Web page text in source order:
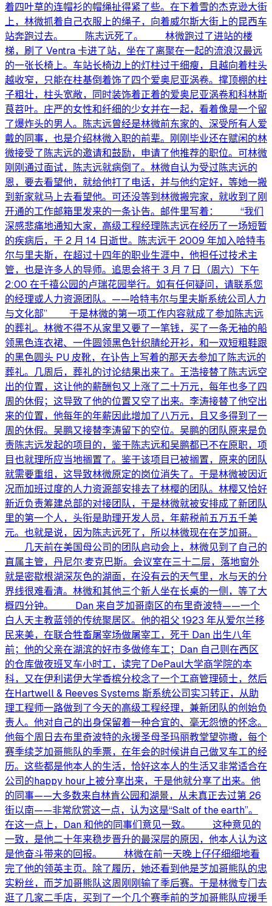
着四叶草的连帽衫的帽绳扯得紧了些。在下着雪的杰克逊大街
上，林微抓着自己衣服上的绳子，向着威尔斯大街上的昆西车
站奔跑过去。 陈志远死了。 林微跑过了进站的楼
梯，刷了 Ventra 卡进了站，坐在了离聚在一起的流浪汉最远
的一张长椅上。车站长椅边上的灯柱过于细瘦，且越向着柱头
越收窄，只能在柱基倒着饰了四个爱奥尼亚涡卷。撑顶棚的柱
子粗壮，柱头宽敞，同时装饰着正着的爱奥尼亚涡卷和科林斯
茛苕叶。庄严的女性和纤细的少女并在一起，看着像是一个留
了爆炸头的男人。陈志远曾经是林微前东家的、深受所有人爱
戴的同事，也是介绍林微入职的前辈。刚刚毕业还在赋闲的林
微接受了陈志远的邀请和鼓励，申请了他推荐的职位。可林微
刚刚通过面试，陈志远就病倒了。林微自认为受过陈志远的
恩，要去看望他，就给他打了电话，并与他约定好，等她一搬
到新家就马上去看望他。可还没等到林微搬完家，就收到了刚
开通的工作邮箱里发来的一条讣告。邮件里写着： “我们
深感悲痛地通知大家，高级工程经理陈志远在经历了一场短暂
的疾病后，于 2 月 14 日逝世。陈志远于 2009 年加入哈特韦
尔与里夫斯，在超过十四年的职业生涯中，他担任过技术主
管，也是许多人的导师。追思会将于 3 月 7 日（周六）下午
2:00 在千禧公园的卢瑞花园举行。如有任何疑问，请联系您
的经理或人力资源团队。——哈特韦尔与里夫斯系统公司人力
与文化部” 于是林微的第一项工作内容就成了参加陈志远
的葬礼。林微不得不从家里又要了一笔钱，买了一条无袖的船
领黑色连衣裙、一件圆领黑色针织腈纶开衫，和一双短粗鞋跟
的黑色圆头 PU 皮靴，在讣告上写着的那天去参加了陈志远的
葬礼。几周后，葬礼的讨论结果出来了。王浩接替了陈志远空
出的位置，这让他的薪酬包又上涨了二十万元，每年也多了四
周的休假；这导致了他的位置又空了出来。李涛接替了他空出
来的位置，他每年的年薪因此增加了八万元，且又多得到了一
周的休假。吴鹏又接替李涛留下的空位。吴鹏的团队原来是负
责陈志远发起的项目的，鉴于陈志远和吴鹏都已不在原职，项
目也就理所应当地搁置了。鉴于该项目已被搁置，原来的团队
就需要重组，这导致林微原定的岗位消失了。于是林微被因近
况而加班过度的人力资源部安排去了林樱的团队。林樱又恰好
新近负责筹建总部的对接团队，于是林微就被安排成了新团队
里的第一个人，头衔是助理开发人员，年薪税前五万五千美
元。也就是说，因为陈志远死了，所以林微现在在芝加哥。
几天前在美国母公司的团队启动会上，林微见到了自己的
直属主管，丹尼尔·麦克巴斯。会议室在三十二层，落地窗外
就是密歇根湖深灰色的湖面，在没有云的天气里，水与天的分
界线很难看清。林微和其他三个新人坐在长桌的一侧，等了大
概四分钟。 Dan 来自芝加哥南区的布里奇波特——一个
白人天主教蓝领的传统聚居区。他的祖父 1923 年从爱尔兰移
民来美，在联合牲畜屠宰场做屠宰工，死于 Dan 出生八年
前；他的父亲在湖滨的好市多做修车工；Dan 自己则在西区
的仓库做夜班叉车小时工，读完了DePaul大学商学院的本
科，又在伊利诺伊大学香槟分校念了一个工商管理硕士，然后
在Hartwell & Reeves Systems 斯系统公司实习转正，从助
理工程师一路做到了今天的高级工程经理，兼新团队的创始负
责人。他对自己的出身保留着一种合宜的、毫无怨愤的怀念。
他每个周日去布里奇波特的永援圣母圣玛丽教堂望弥撒，每个
赛季续芝加哥熊队的季票，在年会的时候讲自己做叉车工的经
历。这些都是他本人的生活，恰好这本人的生活又非常适合在
公司的happy hour上被分享出来，于是他就分享了出来。他
的同事——大多数来自林肯公园和湖景，从未真正去过第 26
街以南——非常欣赏这一点，认为这是“Salt of the earth”。
在这一点上，Dan 和他的同事们意见一致。 这种意见的
一致，是他二十年来稳步晋升的最深层的原因，他本人认为这
是他奋斗带来的回报。 林微在前一天晚上仔仔细细地看
完了他的领英主页。除了履历，她还看到他是芝加哥熊队的忠
实粉丝，而芝加哥熊队这周刚刚输了季后赛。于是林微专门去
逛了几家二手店，买到了一个几个赛季前的芝加哥熊队应援手